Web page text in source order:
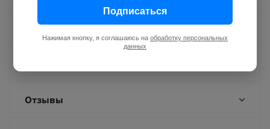
Оплата
Отзывы
Подписаться
Нажимая кнопку, я соглашаюсь на обработку персональных
данных